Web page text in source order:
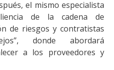
el mismo especialista
de la cadena de
de riesgos y contratistas
donde abordará
a los proveedores y